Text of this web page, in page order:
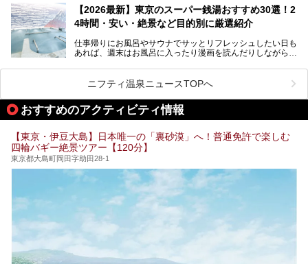
を旅の目的とする「サ旅」や自分へのご褒美のための宿泊な
ど、自分の好きなタイミングで好きなだけサ活ができるのが
魅力です。
最近では、男性専用施設だけでなく、カップルや女性に嬉し
い個室サウナも増えてきました。
ら、特におすすめしたい施設14選をご紹介します。
してみてください。
【2026最新】東京のスーパー銭湯おすすめ30選！2
4時間・安い・絶景など目的別に厳選紹介
仕事帰りにお風呂やサウナでサッとリフレッシュしたい日も
あれば、週末はお風呂に入ったり漫画を読んだりしながら一
また、終電を逃してしまい、「このまま朝までゆっくりでき
る場所があれば」と探した経験がある人も多いのではないで
しょうか。
そこで本記事では、東京でおすすめのスーパー銭湯を、目的
24時間営業で宿泊できる施設や、1,000円以下で楽しめる安
い施設、デートや休日レジャーにもぴったりなエンタメ要素
が充実した施設など、利用のシーンに合わせて参考にしてく
ださい。
ニフティ温泉ニュースTOPへ
おすすめのアクティビティ情報
【東京・伊豆大島】日本唯一の「裏砂漠」へ！普通免許で楽しむ
四輪バギー絶景ツアー【120分】
東京都大島町岡田字助田28-1